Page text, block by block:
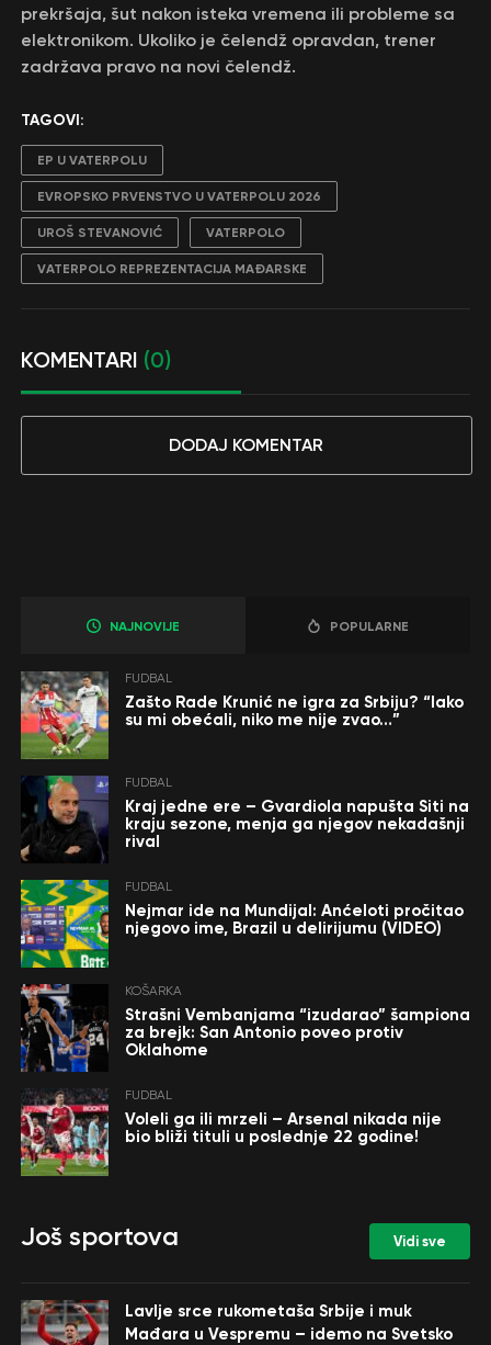
prekršaja, šut nakon isteka vremena ili probleme sa
elektronikom. Ukoliko je čelendž opravdan, trener
zadržava pravo na novi čelendž.
TAGOVI:
EP U VATERPOLU
EVROPSKO PRVENSTVO U VATERPOLU 2026
UROŠ STEVANOVIĆ VATERPOLO
VATERPOLO REPREZENTACIJA MAĐARSKE
KOMENTARI (0)
DODAJ KOMENTAR
NAJNOVIJE POPULARNE
FUDBAL
Zašto Rade Krunić ne igra za Srbiju? “Iako
su mi obećali, niko me nije zvao…”
FUDBAL
Kraj jedne ere – Gvardiola napušta Siti na
kraju sezone, menja ga njegov nekadašnji
rival
FUDBAL
Nejmar ide na Mundijal: Anćeloti pročitao
njegovo ime, Brazil u delirijumu (VIDEO)
KOŠARKA
Strašni Vembanjama “izudarao” šampiona
za brejk: San Antonio poveo protiv
Oklahome
FUDBAL
Voleli ga ili mrzeli – Arsenal nikada nije
bio bliži tituli u poslednje 22 godine!
Još sportova Vidi sve
Lavlje srce rukometaša Srbije i muk
Mađara u Vespremu – idemo na Svetsko